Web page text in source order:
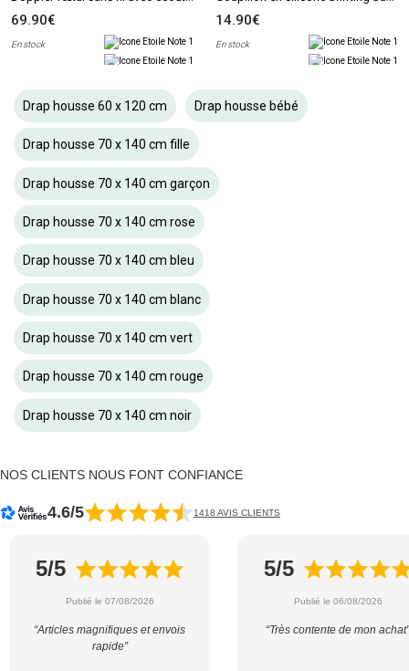
69.90€
En stock
14.90€
En stock
Drap housse 60 x 120 cm Drap housse bébé
Drap housse 70 x 140 cm fille
Drap housse 70 x 140 cm garçon
Drap housse 70 x 140 cm rose
Drap housse 70 x 140 cm bleu
Drap housse 70 x 140 cm blanc
Drap housse 70 x 140 cm vert
Drap housse 70 x 140 cm rouge
Drap housse 70 x 140 cm noir
NOS CLIENTS NOUS FONT CONFIANCE
4.6/5 1418 AVIS CLIENTS
5/5
Publié le 07/08/2026
“Articles magnifiques et envois
rapide”
5/5
Publié le 06/08/2026
“Très contente de mon achat”